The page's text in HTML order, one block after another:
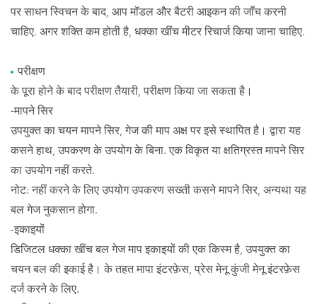
पर साधन स्विचन के बाद, आप मॉडल और बैटरी आइकन की जाँच करनी
चाहिए. अगर शक्ति कम होती है, धक्का खींच मीटर रिचार्ज किया जाना चाहिए.
परीक्षण
के पूरा होने के बाद परीक्षण तैयारी, परीक्षण किया जा सकता है।
-मापने सिर
उपयुक्त का चयन मापने सिर, गेज की माप अक्ष पर इसे स्थापित है। द्वारा यह
कसने हाथ, उपकरण के उपयोग के बिना. एक विकृत या क्षतिग्रस्त मापने सिर
का उपयोग नहीं करते.
नोट: नहीं करने के लिए उपयोग उपकरण सख्ती कसने मापने सिर, अन्यथा यह
बल गेज नुकसान होगा.
-इकाइयों
डिजिटल धक्का खींच बल गेज माप इकाइयों की एक किस्म है, उपयुक्त का
चयन बल की इकाई है। के तहत मापा इंटरफ़ेस, प्रेस मेनू कुंजी मेनू इंटरफ़ेस
दर्ज करने के लिए.